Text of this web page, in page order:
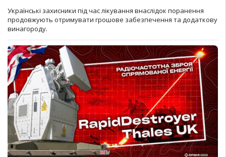
Українські захисники під час лікування внаслідок поранення
продовжують отримувати грошове забезпечення та додаткову
винагороду.